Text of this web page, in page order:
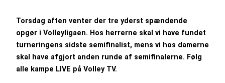
Torsdag aften venter der tre yderst spændende
opgør i Volleyligaen. Hos herrerne skal vi have fundet
turneringens sidste semifinalist, mens vi hos damerne
skal have afgjort anden runde af semifinalerne. Følg
alle kampe LIVE på Volley TV.